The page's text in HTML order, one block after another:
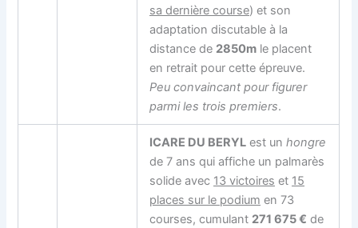
sa dernière course) et son
adaptation discutable à la
distance de 2850m le placent
en retrait pour cette épreuve.
Peu convaincant pour figurer
parmi les trois premiers.
ICARE DU BERYL est unhongre
de 7 ans qui affiche un palmarès
solide avec 13 victoires et 15
places sur le podium en 73
courses, cumulant 271 675 € de